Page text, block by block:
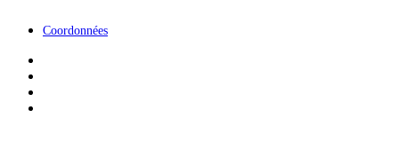
Coordonnées